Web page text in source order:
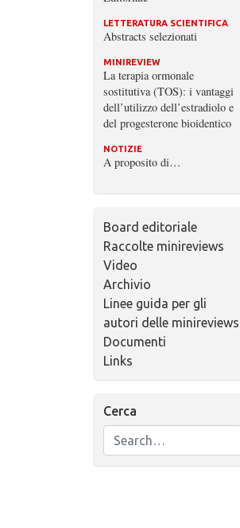
LETTERATURA SCIENTIFICA
Abstracts selezionati
MINIREVIEW
La terapia ormonale
sostitutiva (TOS): i vantaggi
dell’utilizzo dell’estradiolo e
del progesterone bioidentico
NOTIZIE
A proposito di…
Board editoriale
Raccolte minireviews
Video
Archivio
Linee guida per gli
autori delle minireviews
Documenti
Links
Cerca